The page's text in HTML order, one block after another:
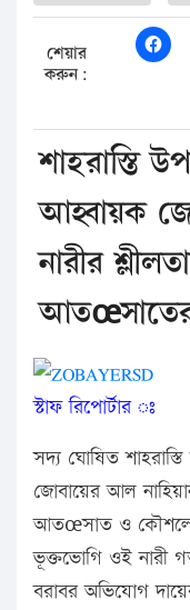
শেয়ার
করুন:
শাহরাস্তি
আহ্বায়ক
নারীর
স্টাফ রিপোর্টার ঃ
সদ্য ঘোষিত
জোবায়ের আল
আতœসাত ও কৌশলে
ভূক্তভোগি ওই নারী
বরাবর অভিযোগ